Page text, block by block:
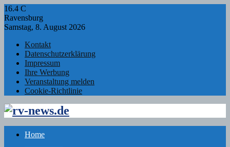
16.4 C
Ravensburg
Samstag, 8. August 2026
Kontakt
Datenschutzerklärung
Impressum
Ihre Werbung
Veranstaltung melden
Cookie-Richtlinie
Facebook
Twitter
Instagram
Email
Rss
Home